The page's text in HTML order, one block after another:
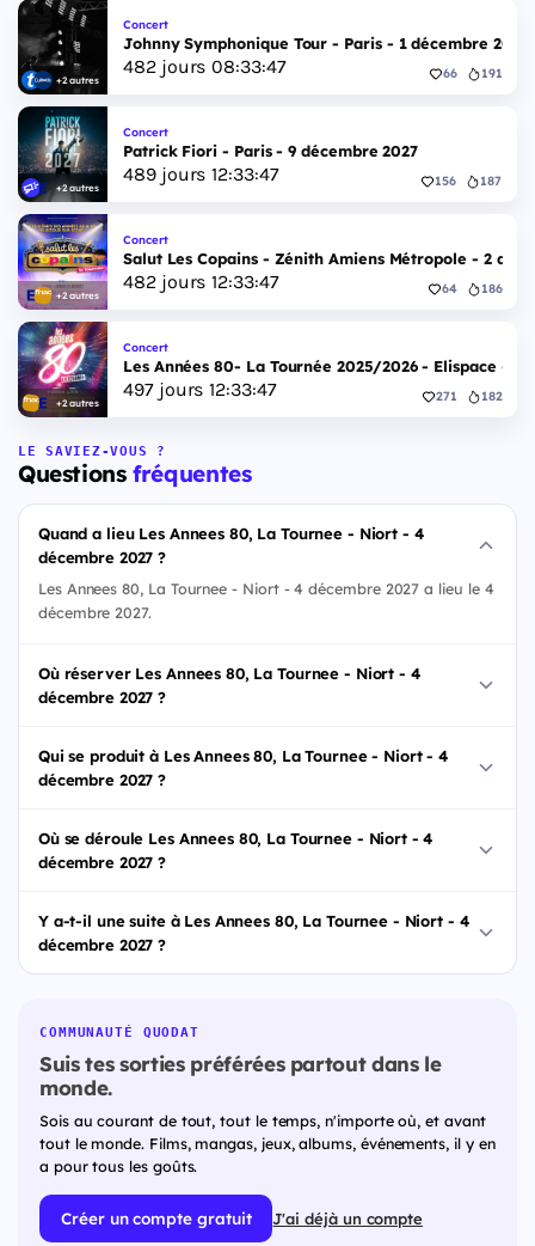
+2 autres
Concert
Johnny Symphonique Tour - Paris - 1 décembre 2027
482jours 08:33:46 66 191
+2 autres
Concert
Patrick Fiori - Paris - 9 décembre 2027
489jours 12:33:46 156 187
+2 autres
Concert
Salut Les Copains - Zénith Amiens Métropole - 2
482jours 12:33:46 64 186
+2 autres
Concert
Les Années 80- La Tournée 2025/2026 - Elispace -
497jours 12:33:46 271 182
LE SAVIEZ-VOUS ?
Questionsfréquentes
Quand a lieu Les Annees 80, La Tournee - Niort - 4
décembre 2027 ?
Les Annees 80, La Tournee - Niort - 4 décembre 2027 a lieu le 4
décembre 2027.
Où réserver Les Annees 80, La Tournee - Niort - 4
décembre 2027 ?
Qui se produit à Les Annees 80, La Tournee - Niort - 4
décembre 2027 ?
Où se déroule Les Annees 80, La Tournee - Niort - 4
décembre 2027 ?
Y a-t-il une suite à Les Annees 80, La Tournee - Niort - 4
décembre 2027 ?
COMMUNAUTÉ QUODAT
Suis tes sorties préférées partout dans le
monde.
Sois au courant de tout, tout le temps, n'importe où, et avant
tout le monde. Films, mangas, jeux, albums, événements, il y en
a pour tous les goûts.
Créer un compte gratuit J'ai déjà un compte